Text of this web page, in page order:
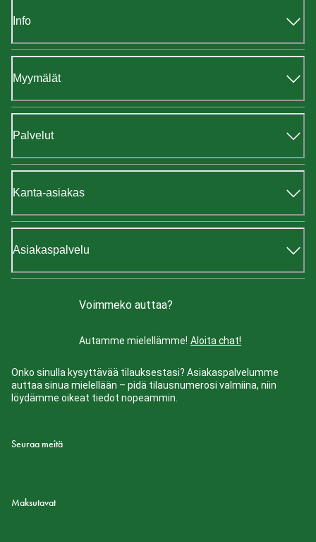
Info
Myymälät
Palvelut
Kanta-asiakas
Asiakaspalvelu
Voimmeko auttaa?
Autamme mielellämme! Aloita chat!
Onko sinulla kysyttävää tilauksestasi? Asiakaspalvelumme
auttaa sinua mielellään – pidä tilausnumerosi valmiina, niin
löydämme oikeat tiedot nopeammin.
Seuraa meitä
Maksutavat